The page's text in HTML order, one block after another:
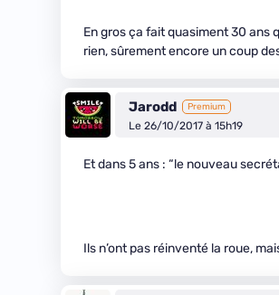
En gros ça fait quasiment 30 ans
rien, sûrement encore un coup
Jarodd Premium
Le 26/10/2017 à 15h19
Et dans 5 ans : “le nouveau
Ils n’ont pas réinventé la roue,